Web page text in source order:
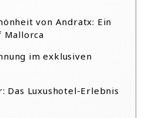
von Andratx: Ein
Mallorca
im exklusiven
Das Luxushotel-Erlebnis